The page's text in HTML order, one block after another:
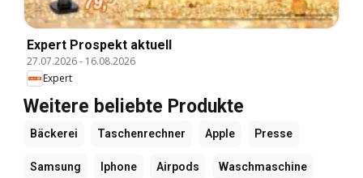
Expert Prospekt aktuell
27.07.2026- 16.08.2026
Expert
Weitere beliebte Produkte
Bäckerei Taschenrechner Apple Presse
Samsung Iphone Airpods Waschmaschine